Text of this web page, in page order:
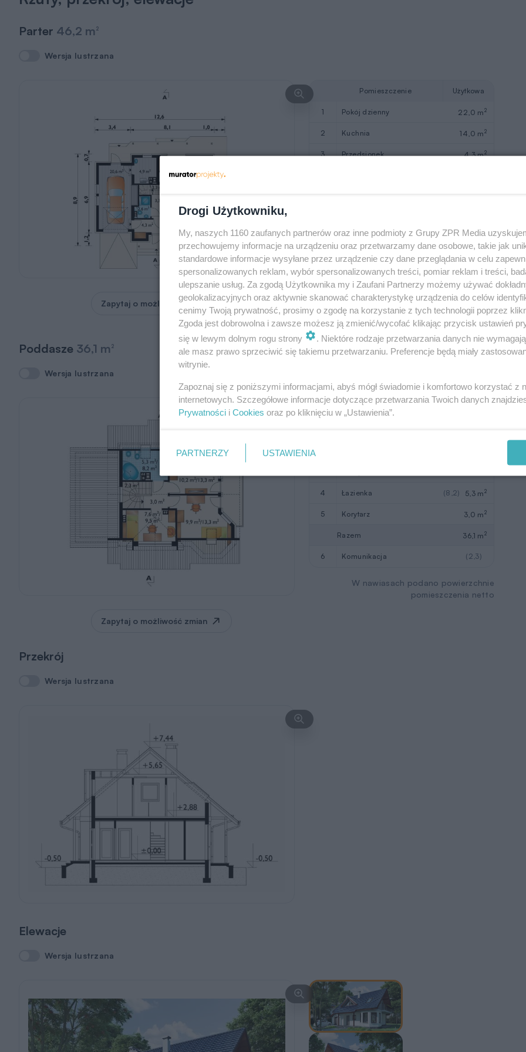
Parter 46,2 m 2
Wersja lustrzana
Wersja lustrzana
Zapytaj o możliwość zmian
Pomieszczenie Użytkowa
1 pokój dzienny 22,0 m2
2 kuchnia 14,0 m2
3 przedsionek 4,3 m2
6 kotłownia (4,9)
7 garaż (20,6)
8 komunikacja (2,3)
W nawiasach podano powierzchnie
pomieszczenia netto
Poddasze 36,1 m 2
Wersja lustrzana
Wersja lustrzana
Zapytaj o możliwość zmian
Pomieszczenie
4 łazienka (8,2) 5,3 m2
5 korytarz 3,0 m2
Razem 36,1 m2
6 komunikacja (2,3)
W nawiasach podano powierzchnie
pomieszczenia netto
Przekrój
Wersja lustrzana
Wersja lustrzana
Elewacje
Wersja lustrzana
Wersja lustrzana
Drogi Użytkowniku,
My, naszych 1160 zaufanych partnerów oraz inne podmioty z Grupy ZPR Media
przechowujemy informacje na urządzeniu oraz przetwarzamy dane osobowe, takie jak
standardowe informacje wysyłane przez urządzenie czy dane przeglądania w celu
spersonalizowanych reklam, wybór spersonalizowanych treści, pomiar reklam i treści,
ulepszanie usług. Za zgodą Użytkownika my i Zaufani Partnerzy możemy używać
geolokalizacyjnych oraz aktywnie skanować charakterystykę urządzenia do celów
cenimy Twoją prywatność, prosimy o zgodę na korzystanie z tych technologii poprzez
Zgoda jest dobrowolna i zawsze możesz ją zmienić/wycofać klikając przycisk ustawień
się w lewym dolnym rogu strony
. Niektóre rodzaje przetwarzania danych nie
ale masz prawo sprzeciwić się takiemu przetwarzaniu. Preferencje będą miały
witrynie.
Zapoznaj się z poniższymi informacjami, abyś mógł świadomie i komfortowo korzystać z
internetowych. Szczegółowe informacje dotyczące przetwarzania Twoich danych
Prywatności i Cookies oraz po kliknięciu w „Ustawienia”.
PARTNERZY USTAWIENIA